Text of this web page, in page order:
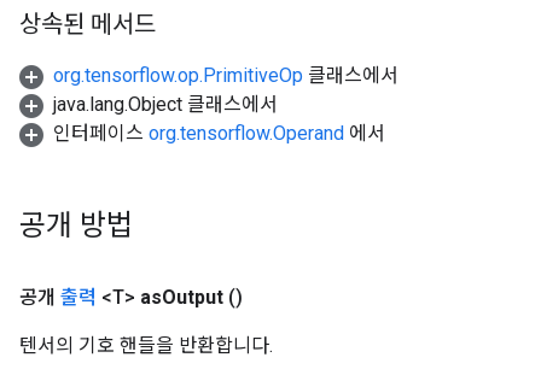
상속된 메서드
org.tensorflow.op.PrimitiveOp 클래스에서
java.lang.Object 클래스에서
인터페이스 org.tensorflow.Operand 에서
공개 방법
공개 출력 <T> asOutput ()
텐서의 기호 핸들을 반환합니다.